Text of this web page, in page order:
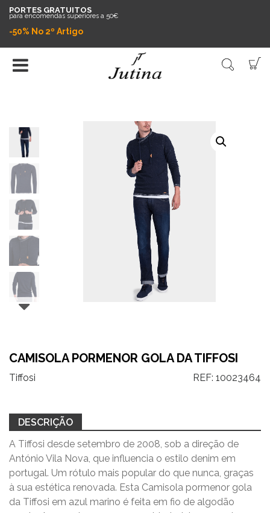
PORTES GRATUITOS
para encomendas superiores a 50€
-50% No 2º Artigo
CAMISOLA PORMENOR GOLA DA TIFFOSI
Tiffosi REF: 10023464
DESCRIÇÃO
A Tiffosi desde setembro de 2008, sob a direção de
António Vila Nova, que influencia o estilo denim em
portugal. Um rótulo mais popular do que nunca, graças
à sua estética renovada. Esta Camisola pormenor gola
da Tiffosi em azul marino é feita em fio de algodão